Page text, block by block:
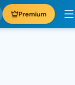
Premium